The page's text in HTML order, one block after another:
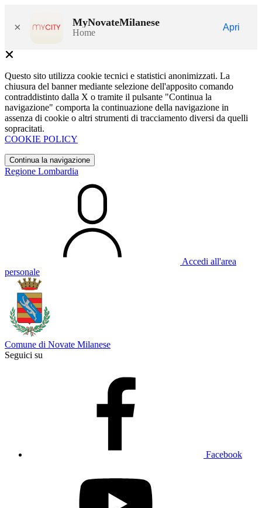
× MyNovateMilanese
Home
Apri
Questo sito utilizza cookie tecnici e statistici anonimizzati. La
chiusura del banner mediante selezione dell'apposito comando
contraddistinto dalla X o tramite il pulsante "Continua la
navigazione" comporta la continuazione della navigazione in
assenza di cookie o altri strumenti di tracciamento diversi da quelli
sopracitati.
COOKIE POLICY
Continua la navigazione
Regione Lombardia
Accedi all'area
personale
Comune di Novate Milanese
Seguici su
Facebook